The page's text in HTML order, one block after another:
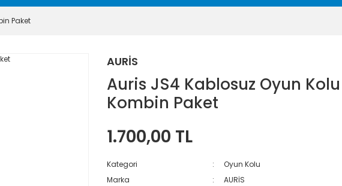
Paket
AURİS
Auris JS4 Kablosuz Oyun
Kombin Paket
1.700,00 TL
Kategori
Oyun Kolu
Marka
AURİS